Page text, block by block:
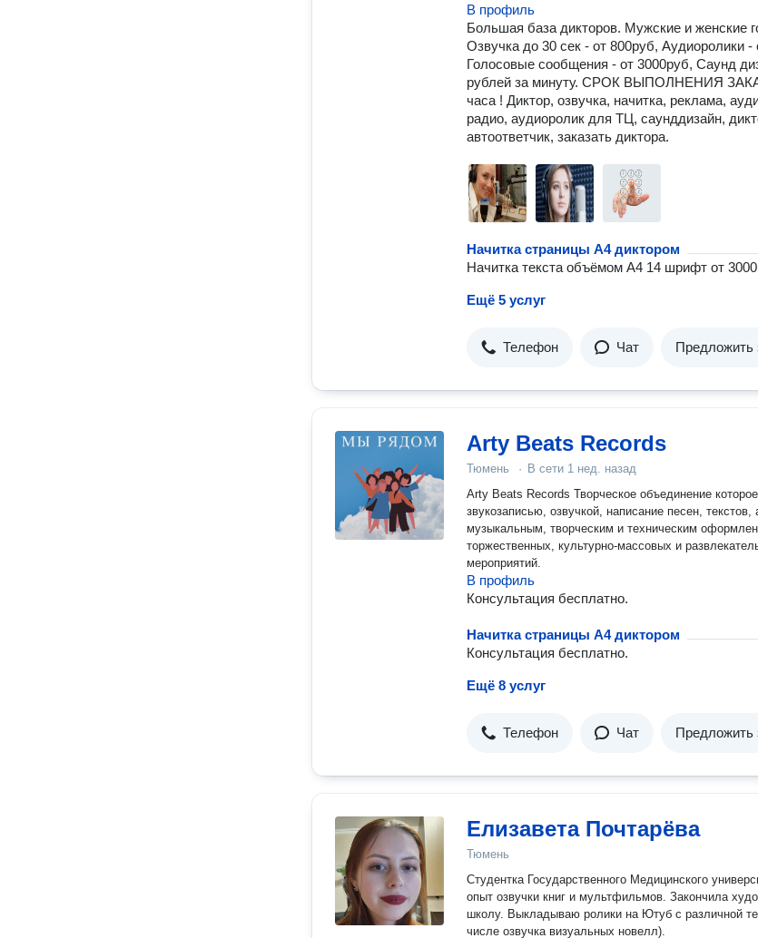
В профиль
Большая база дикторов. Мужские и женские
Озвучка до 30 сек - от 800руб, Аудиоролики -
Голосовые сообщения - от 3000руб, Саунд
рублей за минуту. СРОК ВЫПОЛНЕНИЯ
часа ! Диктор, озвучка, начитка, реклама,
радио, аудиоролик для ТЦ, саунддизайн,
автоответчик, заказать диктора.
Начитка страницы A4 диктором
Начитка текста объёмом А4 14 шрифт от
Ещё 5 услуг
Телефон Чат Предложить
Arty Beats Records
Тюмень · В сети 1 нед. назад
Arty Beats Records Творческое объединение
звукозаписью, озвучкой, написание песен, текстов,
музыкальным, творческим и техническим
торжественных, культурно-массовых и
мероприятий.
В профиль
Консультация бесплатно.
Начитка страницы A4 диктором
Консультация бесплатно.
Ещё 8 услуг
Телефон Чат Предложить
Елизавета Почтарёва
Тюмень
Студентка Государственного Медицинского
опыт озвучки книг и мультфильмов. Закончила
школу. Выкладываю ролики на Ютуб с различной
числе озвучка визуальных новелл).